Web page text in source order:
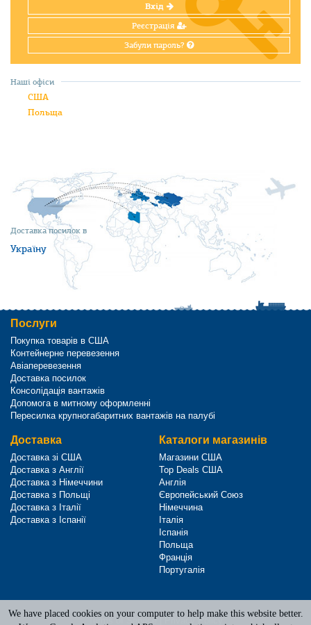
Вхід
Реєстрація
Забули пароль?
Доставка посилок в
Україну
Наші офіси
США
Польща
Послуги
Покупка товарів в США
Контейнерне перевезення
Авіаперевезення
Доставка посилок
Консолідація вантажів
Допомога в митному оформленні
Пересилка крупногабаритних вантажів на палубі
Доставка
Доставка зі США
Доставка з Англії
Доставка з Німеччини
Доставка з Польщі
Доставка з Італії
Доставка з Іспанії
Каталоги магазинів
Магазини США
Top Deals США
Англія
Європейський Союз
Німеччина
Італія
Іспанія
Польща
Франція
Португалія
Terms of Service Privacy Policy
We have placed cookies on your computer to help make this website better.